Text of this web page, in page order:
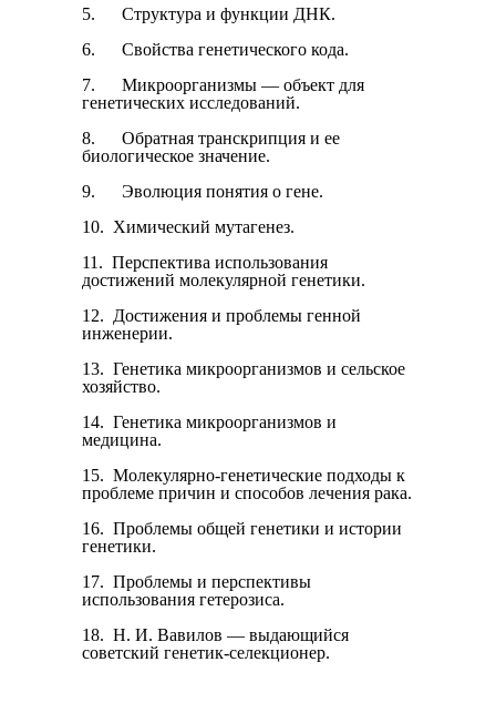
5. Структура и функции ДНК.
6. Свойства генетического кода.
7. Микроорганизмы — объект для
генетических исследований.
8. Обратная транскрипция и ее
биологическое значение.
9. Эволюция понятия о гене.
10. Химический мутагенез.
11. Перспектива использования
достижений молекулярной ге­нетики.
12. Достижения и проблемы генной
инженерии.
13. Генетика микроорганизмов и сельское
хозяйство.
14. Генетика микроорганизмов и
медицина.
15. Молекулярно-генетические подходы к
проблеме причин и способов лечения рака.
16. Проблемы общей генетики и истории
генетики.
17. Проблемы и перспективы
использования гетерозиса.
18. Н. И. Вавилов — выдающийся
советский генетик-селек­ционер.